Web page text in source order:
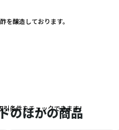
を醸造しております。
のほかの商品
引条件をチェックできます！